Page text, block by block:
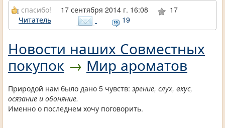
спасибо! 17 сентября 2014 г. 16:08
17
Читатель
19
Новости наших Совместных
покупок → Мир ароматов
Природой нам было дано 5 чувств: зрение, слух, вкус,
осязание и обоняние.
Именно о последнем хочу поговорить.